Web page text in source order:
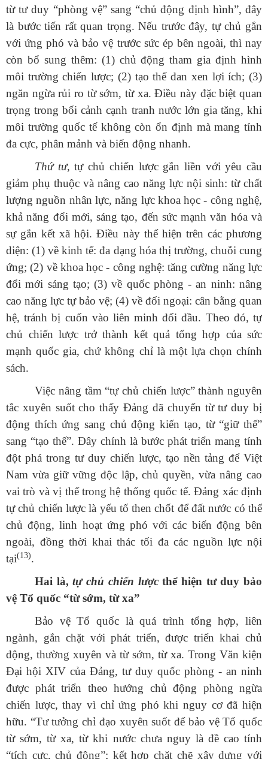
từ tư duy “phòng vệ” sang “chủ động định hình”, đây
là bước tiến rất quan trọng. Nếu trước đây, tự chủ gắn
với ứng phó và bảo vệ trước sức ép bên ngoài, thì nay
còn bổ sung thêm: (1) chủ động tham gia định hình
môi trường chiến lược; (2) tạo thế đan xen lợi ích; (3)
ngăn ngừa rủi ro từ sớm, từ xa. Điều này đặc biệt quan
trọng trong bối cảnh cạnh tranh nước lớn gia tăng, khi
môi trường quốc tế không còn ổn định mà mang tính
đa cực, phân mảnh và biến động nhanh.
Thứ tư, tự chủ chiến lược gắn liền với yêu cầu
giảm phụ thuộc và nâng cao năng lực nội sinh: từ chất
lượng nguồn nhân lực, năng lực khoa học - công nghệ,
khả năng đổi mới, sáng tạo, đến sức mạnh văn hóa và
sự gắn kết xã hội. Điều này thể hiện trên các phương
diện: (1) về kinh tế: đa dạng hóa thị trường, chuỗi cung
ứng; (2) về khoa học - công nghệ: tăng cường năng lực
đổi mới sáng tạo; (3) về quốc phòng - an ninh: nâng
cao năng lực tự bảo vệ; (4) về đối ngoại: cân bằng quan
hệ, tránh bị cuốn vào liên minh đối đầu. Theo đó, tự
chủ chiến lược trở thành kết quả tổng hợp của sức
mạnh quốc gia, chứ không chỉ là một lựa chọn chính
sách.
Việc nâng tầm “tự chủ chiến lược” thành nguyên
tắc xuyên suốt cho thấy Đảng đã chuyển từ tư duy bị
động thích ứng sang chủ động kiến tạo, từ “giữ thế”
sang “tạo thế”. Đây chính là bước phát triển mang tính
đột phá trong tư duy chiến lược, tạo nền tảng để Việt
Nam vừa giữ vững độc lập, chủ quyền, vừa nâng cao
vai trò và vị thế trong hệ thống quốc tế. Đảng xác định
tự chủ chiến lược là yếu tố then chốt để đất nước có thể
chủ động, linh hoạt ứng phó với các biến động bên
ngoài, đồng thời khai thác tối đa các nguồn lực nội
tại(13).
Hai là,tự chủ chiến lượcthể hiện tư duy bảo
vệ Tổ quốc “từ sớm, từ xa”
Bảo vệ Tổ quốc là quá trình tổng hợp, liên
ngành, gắn chặt với phát triển, được triển khai chủ
động, thường xuyên và từ sớm, từ xa. Trong Văn kiện
Đại hội XIV của Đảng, tư duy quốc phòng - an ninh
được phát triển theo hướng chủ động phòng ngừa
chiến lược, thay vì chỉ ứng phó khi nguy cơ đã hiện
hữu. “Tư tưởng chỉ đạo xuyên suốt để bảo vệ Tổ quốc
từ sớm, từ xa, từ khi nước chưa nguy là đề cao tính
“tích cực, chủ động”; kết hợp chặt chẽ xây dựng với